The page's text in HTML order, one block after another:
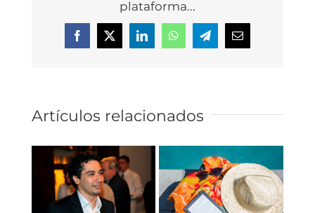
plataforma...
Facebook
X LinkedInWhatsAppTelegramCorreo
electrónico
Artículos relacionados